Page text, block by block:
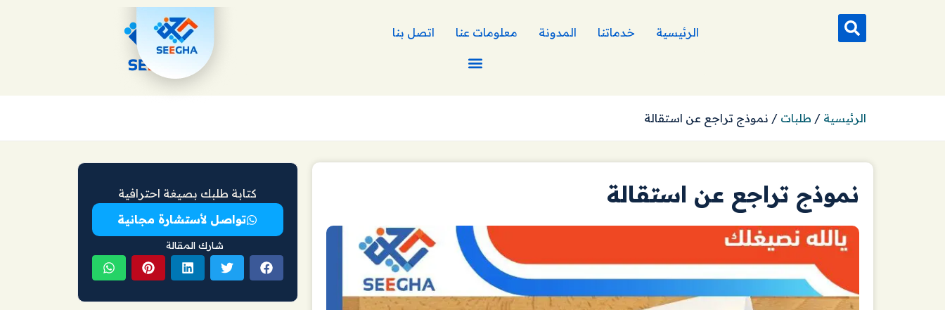
الرئيسية خدماتنا المدونة معلومات عنا اتصل بنا
الرئيسية / طلبات / نموذج تراجع عن استقالة
نموذج تراجع عن استقالة
كتابة طلبك بصيغة احترافية
تواصل لأستشارة مجانية
شارك المقالة